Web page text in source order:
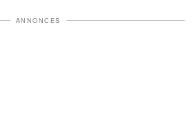
ANNONCES